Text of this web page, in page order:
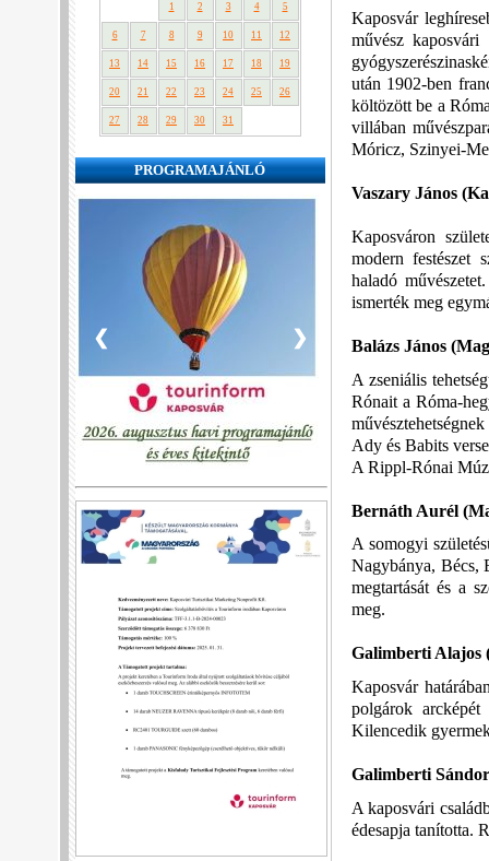
1 2 3 4 5
6 7 8 9 10 11 12
13 14 15 16 17 18 19
20 21 22 23 24 25 26
27 28 29 30 31
PROGRAMAJÁNLÓ
❮ ❯
Kaposvár
művész
után 1902-ben
költözött be a
villában
Móricz, Szinyei-
Vaszary János
Kaposváron
modern festészet
haladó
ismerték meg
Balázs János
A zseniális
Rónait a Róma-
Ady és Babits
A Rippl-Rónai
Bernáth Aurél
A somogyi
Nagybánya, Bécs,
megtartását és a
meg.
Galimberti Alajos
Kaposvár
polgárok
Kilencedik
Galimberti
A kaposvári
édesapja tanította.